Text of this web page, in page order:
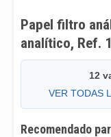
Papel filtro
analítico, Ref.
12
VER TODAS
Recomendado